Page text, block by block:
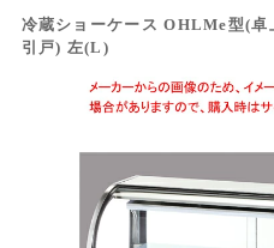
冷蔵ショーケース OHLMe型(
引戸) 左(L)